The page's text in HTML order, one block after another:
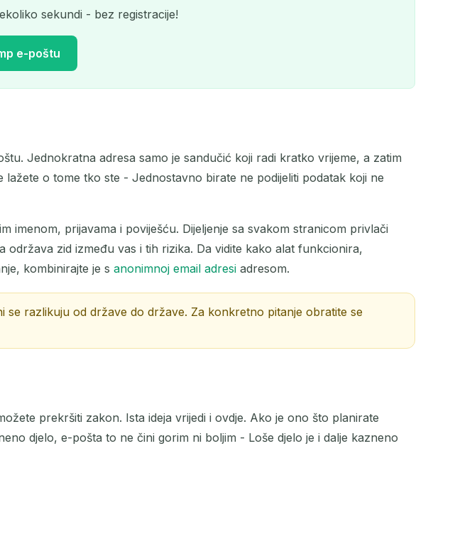
sekundi - bez registracije!
e-poštu
e-pošte:
Kopiraj QR
e-poštu Osvježi
za sekundi
Jednokratna adresa samo je sandučić koji radi kratko vrijeme, a zatim
o tome tko ste - Jednostavno birate ne podijeliti podatak koji ne
imenom, prijavama i poviješću. Dijeljenje sa svakom stranicom privlači
zid između vas i tih rizika. Da vidite kako alat funkcionira,
kombinirajte je s anonimnoj email adresi adresom.
razlikuju od države do države. Za konkretno pitanje obratite se
prekršiti zakon. Ista ideja vrijedi i ovdje. Ako je ono što planirate
djelo, e-pošta to ne čini gorim ni boljim - Loše djelo je i dalje kazneno